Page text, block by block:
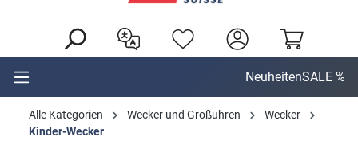
NeuheitenSALE %
Alle Kategorien Wecker und Großuhren
Wecker
Kinder-Wecker